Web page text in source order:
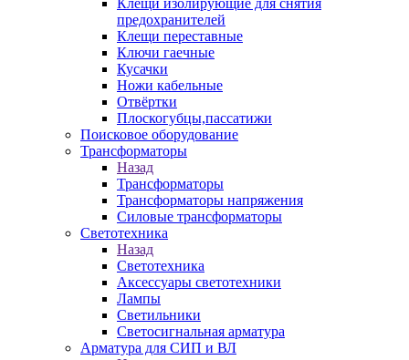
Клещи изолирующие для снятия
предохранителей
Клещи переставные
Ключи гаечные
Кусачки
Ножи кабельные
Отвёртки
Плоскогубцы,пассатижи
Поисковое оборудование
Трансформаторы
Назад
Трансформаторы
Трансформаторы напряжения
Силовые трансформаторы
Светотехника
Назад
Светотехника
Аксессуары светотехники
Лампы
Светильники
Светосигнальная арматура
Арматура для СИП и ВЛ